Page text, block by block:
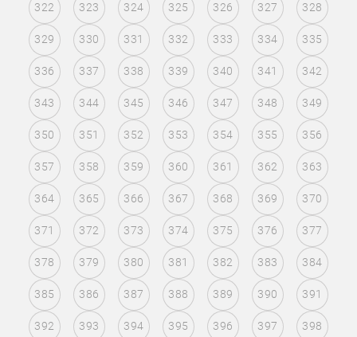
322 323 324 325 326 327 328
329 330 331 332 333 334 335
336 337 338 339 340 341 342
343 344 345 346 347 348 349
350 351 352 353 354 355 356
357 358 359 360 361 362 363
364 365 366 367 368 369 370
371 372 373 374 375 376 377
378 379 380 381 382 383 384
385 386 387 388 389 390 391
392 393 394 395 396 397 398